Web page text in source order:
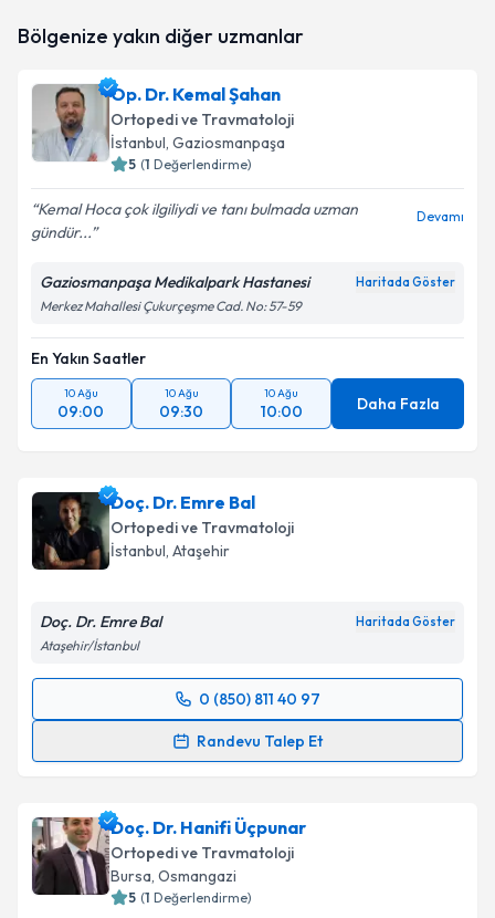
Bölgenize yakın diğer uzmanlar
Op. Dr. Kemal Şahan
Ortopedi ve Travmatoloji
İstanbul, Gaziosmanpaşa
5 (1 Değerlendirme)
Kemal Hoca çok ilgiliydi ve tanı bulmada uzman
gündür...
Devamı
Gaziosmanpaşa Medikalpark Hastanesi Haritada Göster
Merkez Mahallesi Çukurçeşme Cad. No: 57-59
En Yakın Saatler
10 Ağu
09:00
10 Ağu
09:30
10 Ağu
10:00 Daha Fazla
Doç. Dr. Emre Bal
Ortopedi ve Travmatoloji
İstanbul, Ataşehir
Doç. Dr. Emre Bal Haritada Göster
Ataşehir/İstanbul
0 (850) 811 40 97
Randevu Talep Et
Randevu Takvimi Talebi
takvim hazırlandığında e-posta ile bilgilendireceğiz.
E-posta Adresiniz
Doç. Dr. Hanifi Üçpunar
Ortopedi ve Travmatoloji
Bursa, Osmangazi
5 (1 Değerlendirme)